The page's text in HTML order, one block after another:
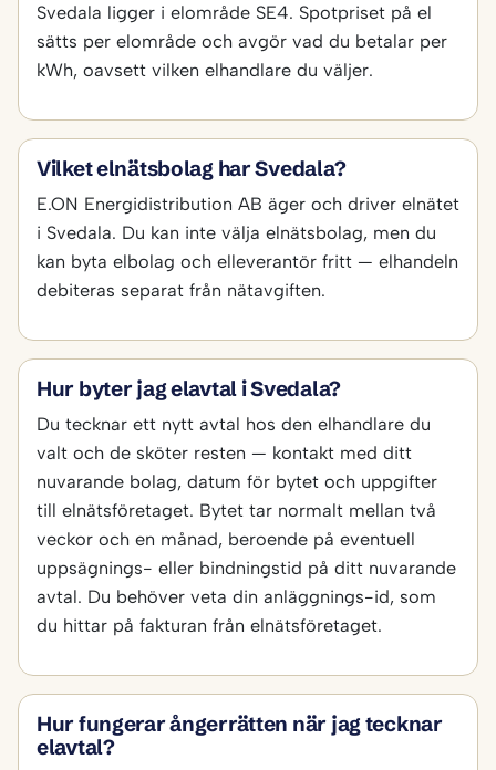
Svedala ligger i elområde SE4. Spotpriset på el
sätts per elområde och avgör vad du betalar per
kWh, oavsett vilken elhandlare du väljer.
Vilket elnätsbolag har Svedala?
E.ON Energidistribution AB äger och driver elnätet
i Svedala. Du kan inte välja elnätsbolag, men du
kan byta elbolag och elleverantör fritt — elhandeln
debiteras separat från nätavgiften.
Hur byter jag elavtal i Svedala?
Du tecknar ett nytt avtal hos den elhandlare du
valt och de sköter resten — kontakt med ditt
nuvarande bolag, datum för bytet och uppgifter
till elnätsföretaget. Bytet tar normalt mellan två
veckor och en månad, beroende på eventuell
uppsägnings- eller bindningstid på ditt nuvarande
avtal. Du behöver veta din anläggnings-id, som
du hittar på fakturan från elnätsföretaget.
Hur fungerar ångerrätten när jag tecknar
elavtal?